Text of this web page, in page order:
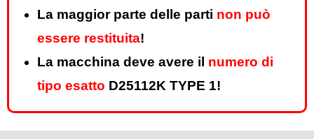
La maggior parte delle parti non può
essere restituita!
La macchina deve avere il numero di
tipo esatto D25112K TYPE 1!